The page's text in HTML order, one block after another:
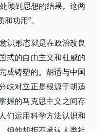
顾到思想的结果。这两
功用”。
识形态就是在政治改良
式的自由主义和杜威的
成铸塑的。胡适与中国
歧对立正是根源于胡适
握的马克思主义之间存
们运用科学方法认识和